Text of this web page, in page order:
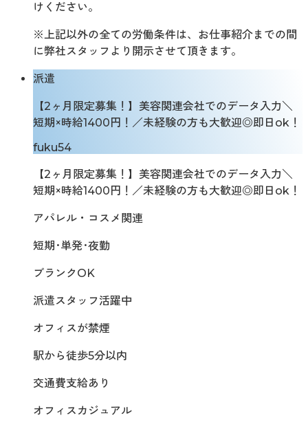
けください。
※上記以外の全ての労働条件は、お仕事紹介までの間
に弊社スタッフより開示させて頂きます。
派遣
【2ヶ月限定募集！】美容関連会社でのデータ入力＼
短期×時給1400円！／未経験の方も大歓迎◎即日ok！
fuku54
【2ヶ月限定募集！】美容関連会社でのデータ入力＼
短期×時給1400円！／未経験の方も大歓迎◎即日ok！
アパレル・コスメ関連
短期･単発･夜勤
ブランクOK
派遣スタッフ活躍中
オフィスが禁煙
駅から徒歩5分以内
交通費支給あり
オフィスカジュアル